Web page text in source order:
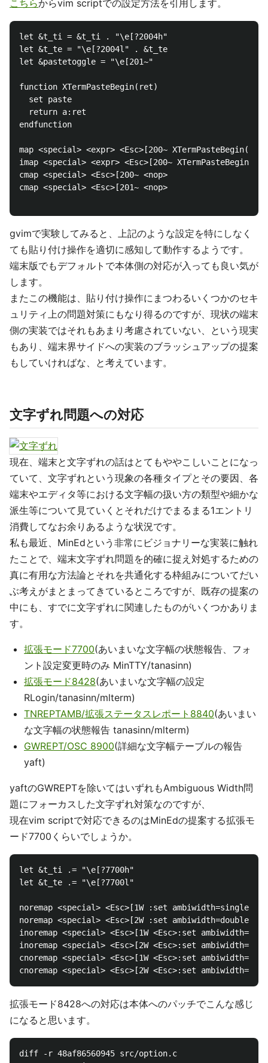
こちらからvim scriptでの設定方法を引用します。
let &t_ti = &t_ti . "\e[?2004h"
let &t_te = "\e[?2004l" . &t_te
let &pastetoggle = "\e[201~"
function XTermPasteBegin(ret)
  set paste
  return a:ret
endfunction
map <special> <expr> <Esc>[200~ XTermPasteBegin("i")
imap <special> <expr> <Esc>[200~ XTermPasteBegin("")
cmap <special> <Esc>[200~ <nop>
cmap <special> <Esc>[201~ <nop>
gvimで実験してみると、上記のような設定を特にしなく
ても貼り付け操作を適切に感知して動作するようです。
端末版でもデフォルトで本体側の対応が入っても良い気が
します。
またこの機能は、貼り付け操作にまつわるいくつかのセキ
ュリティ上の問題対策にもなり得るのですが、現状の端末
側の実装ではそれもあまり考慮されていない、という現実
もあり、端末界サイドへの実装のブラッシュアップの提案
もしていければな、と考えています。
文字ずれ問題への対応
現在、端末と文字ずれの話はとてもややこしいことになっ
ていて、文字ずれという現象の各種タイプとその要因、各
端末やエディタ等における文字幅の扱い方の類型や細かな
派生等について見ていくとそれだけでまるまる1エントリ
消費してなお余りあるような状況です。
私も最近、MinEdという非常にビジョナリーな実装に触れ
たことで、端末文字ずれ問題を的確に捉え対処するための
真に有用な方法論とそれを共通化する枠組みについてだい
ぶ考えがまとまってきているところですが、既存の提案の
中にも、すでに文字ずれに関連したものがいくつかありま
す。
拡張モード7700(あいまいな文字幅の状態報告、フォ
ント設定変更時のみ MinTTY/tanasinn)
拡張モード8428(あいまいな文字幅の設定
RLogin/tanasinn/mlterm)
TNREPTAMB/拡張ステータスレポート8840(あいまい
な文字幅の状態報告 tanasinn/mlterm)
GWREPT/OSC 8900(詳細な文字幅テーブルの報告
yaft)
yaftのGWREPTを除いてはいずれもAmbiguous Width問
題にフォーカスした文字ずれ対策なのですが、
現在vim scriptで対応できるのはMinEdの提案する拡張モ
ード7700くらいでしょうか。
let &t_ti .= "\e[?7700h"
let &t_te .= "\e[?7700l"
noremap <special> <Esc>[1W :set ambiwidth=single<CR>
noremap <special> <Esc>[2W :set ambiwidth=double<CR>
inoremap <special> <Esc>[1W <Esc>:set
inoremap <special> <Esc>[2W <Esc>:set
cnoremap <special> <Esc>[1W <Esc>:set
拡張モード8428への対応は本体へのパッチでこんな感じ
になると思います。
diff -r 48af86560945 src/option.c